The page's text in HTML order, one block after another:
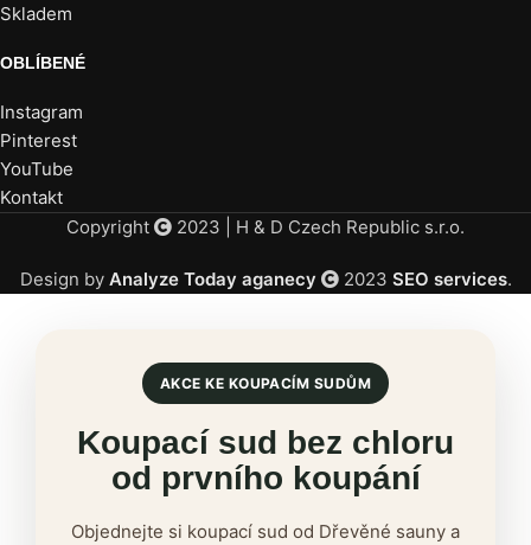
Skladem
OBLÍBENÉ
Instagram
Pinterest
YouTube
Kontakt
Copyright
2023 | H & D Czech Republic s.r.o.
Design by Analyze Today aganecy 2023 SEO services.
AKCE KE KOUPACÍM SUDŮM
Koupací sud bez chloru
od prvního koupání
Objednejte si koupací sud od Dřevěné sauny a